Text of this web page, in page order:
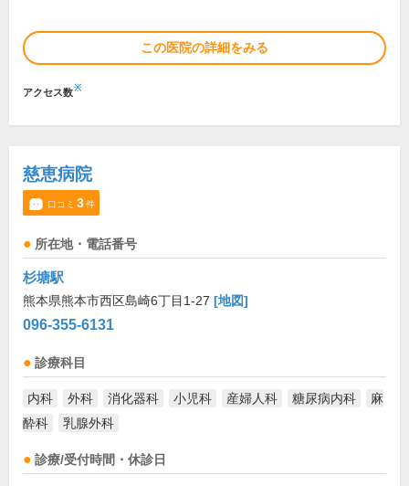
この医院の詳細をみる
アクセス数※
慈恵病院
口コミ 3件
所在地・電話番号
杉塘駅
熊本県熊本市西区島崎6丁目1-27 [地図]
096-355-6131
診療科目
内科 外科 消化器科 小児科 産婦人科 糖尿病内科
麻
酔科
乳腺外科
診療/受付時間・休診日